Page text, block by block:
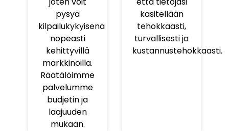
pysyä
kilpailukykyisenä
nopeasti
kehittyvillä
markkinoilla.
Räätälöimme
palvelumme
budjetin ja
laajuuden
mukaan.
käsitellään
tehokkaasti,
turvallisesti ja
kustannustehokkaasti.